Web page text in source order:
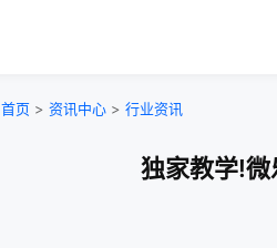
首页 > 资讯中心 > 行业资讯
独家教学!